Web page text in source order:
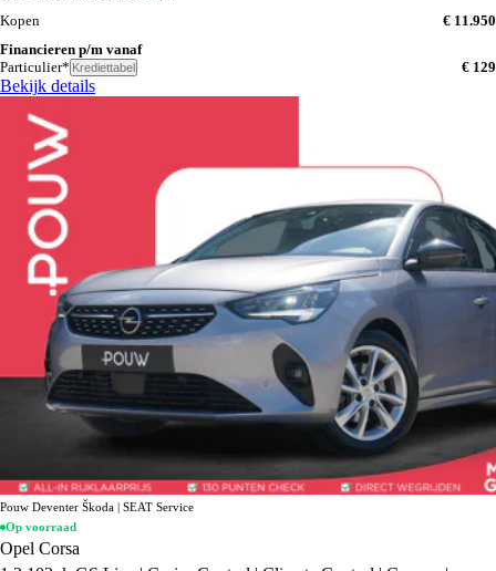
Kopen
€ 11.950
Financieren p/m vanaf
Particulier* Krediettabel € 129
Bekijk details
Pouw Deventer Škoda | SEAT Service
Op voorraad
Opel Corsa